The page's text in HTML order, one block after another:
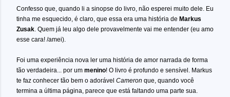
Confesso que, quando li a sinopse do livro, não esperei muito dele. Eu
tinha me esquecido, é claro, que essa era uma história de Markus
Zusak. Quem já leu algo dele provavelmente vai me entender (eu amo
esse cara! /amei).
Foi uma experiência nova ler uma história de amor narrada de forma
tão verdadeira... por um menino! O livro é profundo e sensível. Markus
te faz conhecer tão bem o adorável Cameron que, quando você
termina a última página, parece que está faltando uma parte sua.